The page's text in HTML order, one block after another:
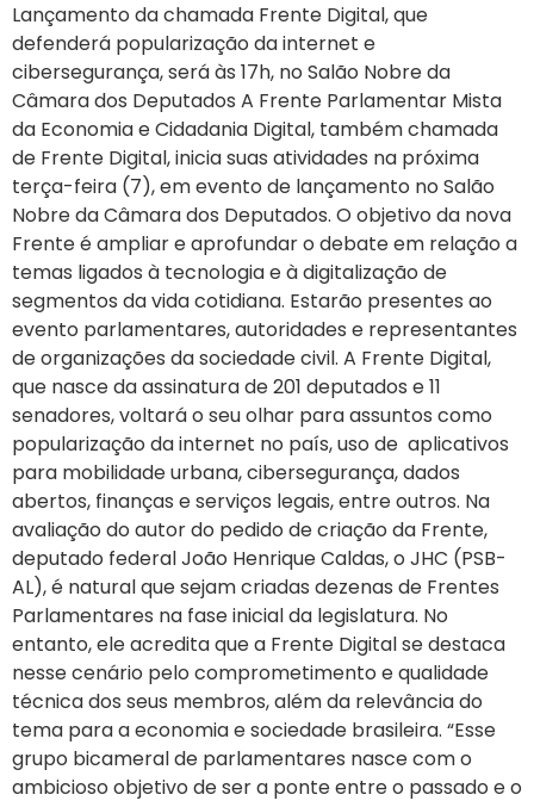
Lançamento da chamada Frente Digital, que
defenderá popularização da internet e
cibersegurança, será às 17h, no Salão Nobre da
Câmara dos Deputados A Frente Parlamentar Mista
da Economia e Cidadania Digital, também chamada
de Frente Digital, inicia suas atividades na próxima
terça-feira (7), em evento de lançamento no Salão
Nobre da Câmara dos Deputados. O objetivo da nova
Frente é ampliar e aprofundar o debate em relação a
temas ligados à tecnologia e à digitalização de
segmentos da vida cotidiana. Estarão presentes ao
evento parlamentares, autoridades e representantes
de organizações da sociedade civil. A Frente Digital,
que nasce da assinatura de 201 deputados e 11
senadores, voltará o seu olhar para assuntos como
popularização da internet no país, uso de aplicativos
para mobilidade urbana, cibersegurança, dados
abertos, finanças e serviços legais, entre outros. Na
avaliação do autor do pedido de criação da Frente,
deputado federal João Henrique Caldas, o JHC (PSB-
AL), é natural que sejam criadas dezenas de Frentes
Parlamentares na fase inicial da legislatura. No
entanto, ele acredita que a Frente Digital se destaca
nesse cenário pelo comprometimento e qualidade
técnica dos seus membros, além da relevância do
tema para a economia e sociedade brasileira. “Esse
grupo bicameral de parlamentares nasce com o
ambicioso objetivo de ser a ponte entre o passado e o